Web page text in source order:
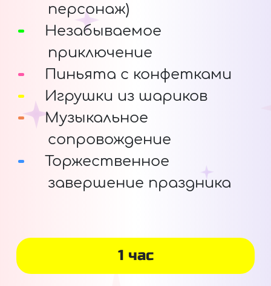
персонаж)
Незабываемое
приключение
Пиньята с конфетками
Игрушки из шариков
Музыкальное
сопровождение
Торжественное
завершение праздника
1 час